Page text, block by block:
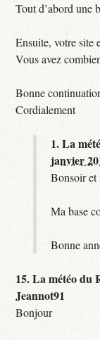
Tout d’abord une
Ensuite, votre site
Vous avez
Bonne
Cordialement
1.La
janvier
Bonsoir et
Ma base
Bonne
15.La météo du
Jeannot91
Bonjour